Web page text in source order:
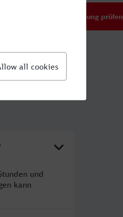
Verbindung prüfen
und
kann